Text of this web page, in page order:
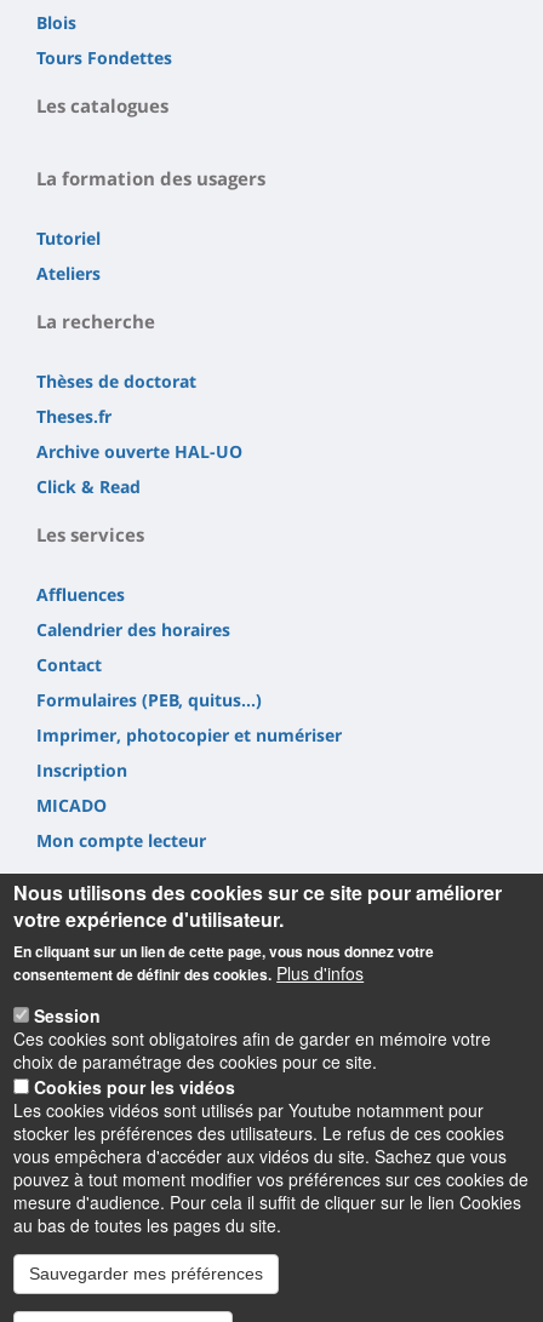
Blois
Tours Fondettes
Les catalogues
La formation des usagers
Tutoriel
Ateliers
La recherche
Thèses de doctorat
Theses.fr
Archive ouverte HAL-UO
Click & Read
Les services
Affluences
Calendrier des horaires
Contact
Formulaires (PEB, quitus...)
Imprimer, photocopier et numériser
Inscription
MICADO
Mon compte lecteur
Université d'Orléans
Service Commun de Documentation
6 rue de Tours 45072 Orléans cedex 2.
Tel. +33(0) 2 38 41 71 84
[Contact ]
InstagramLinkedInYoutube
Nous utilisons des cookies sur ce site pour améliorer
votre expérience d'utilisateur.
En cliquant sur un lien de cette page, vous nous donnez votre
consentement de définir des cookies. Plus d'infos
Session
Ces cookies sont obligatoires afin de garder en mémoire votre
choix de paramétrage des cookies pour ce site.
Cookies pour les vidéos
Les cookies vidéos sont utilisés par Youtube notamment pour
stocker les préférences des utilisateurs. Le refus de ces cookies
vous empêchera d'accéder aux vidéos du site. Sachez que vous
pouvez à tout moment modifier vos préférences sur ces cookies de
mesure d'audience. Pour cela il suffit de cliquer sur le lien Cookies
au bas de toutes les pages du site.
Sauvegarder mes préférences